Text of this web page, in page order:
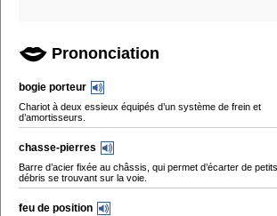
Prononciation
bogie porteur
Chariot à deux essieux équipés d’un système de frein et
d’amortisseurs.
chasse-pierres
Barre d’acier fixée au châssis, qui permet d’écarter de petits
débris se trouvant sur la voie.
feu de position